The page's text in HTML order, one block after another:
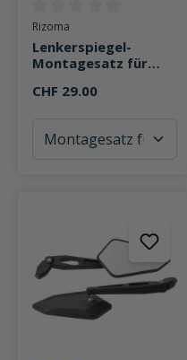
Durchschnittliche
Rizoma
Lenkerspiegel-
Montagesatz für
CHF 29.00